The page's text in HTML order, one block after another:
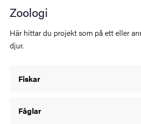
Zoologi
Här hittar du projekt som på ett eller
djur.
Fiskar
Fåglar